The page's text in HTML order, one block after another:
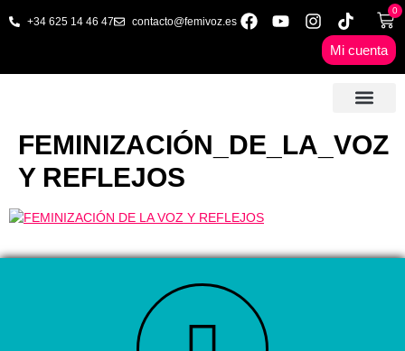
+34 625 14 46 47 contacto@femivoz.es
0
Mi cuenta
FEMINIZACIÓN_DE_LA_VOZ
Y REFLEJOS